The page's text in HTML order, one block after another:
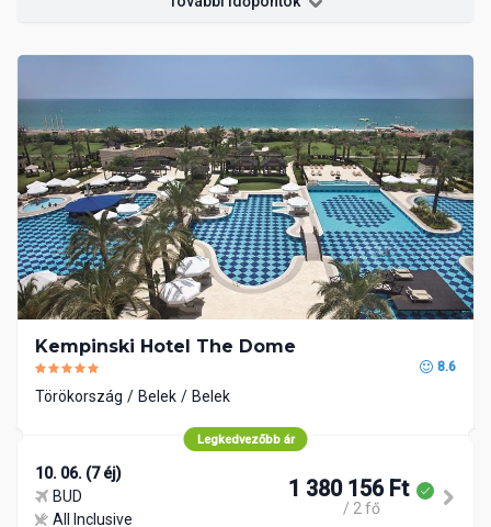
Kempinski Hotel The Dome
8.6
Törökország Belek Belek
Legkedvezőbb ár
10. 06. (7 éj)
BUD
All Inclusive
1 380 156 Ft
/ 2 fő